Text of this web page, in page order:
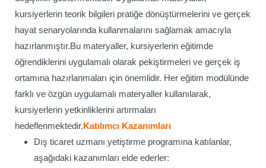
kursiyerlerin teorik bilgileri pratiğe dönüştürmelerini ve gerçek
hayat senaryolarında kullanmalarını sağlamak amacıyla
hazırlanmıştır.Bu materyaller, kursiyerlerin eğitimde
öğrendiklerini uygulamalı olarak pekiştirmeleri ve gerçek iş
ortamına hazırlanmaları için önemlidir. Her eğitim modülünde
farklı ve özgün uygulamalı materyaller kullanılarak,
kursiyerlerin yetkinliklerini artırmaları
hedeflenmektedir.Katılımcı Kazanımları
Dış ticaret uzmanı yetiştirme programına katılanlar,
aşağıdaki kazanımları elde ederler: